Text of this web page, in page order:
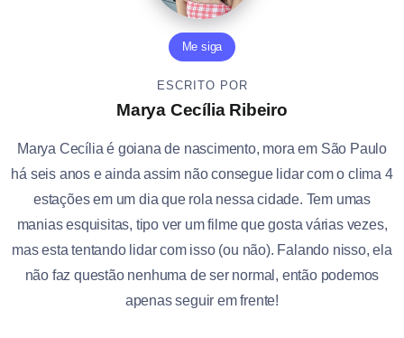
Me siga
ESCRITO POR
Marya Cecília Ribeiro
Marya Cecília é goiana de nascimento, mora em São Paulo
há seis anos e ainda assim não consegue lidar com o clima 4
estações em um dia que rola nessa cidade. Tem umas
manias esquisitas, tipo ver um filme que gosta várias vezes,
mas esta tentando lidar com isso (ou não). Falando nisso, ela
não faz questão nenhuma de ser normal, então podemos
apenas seguir em frente!